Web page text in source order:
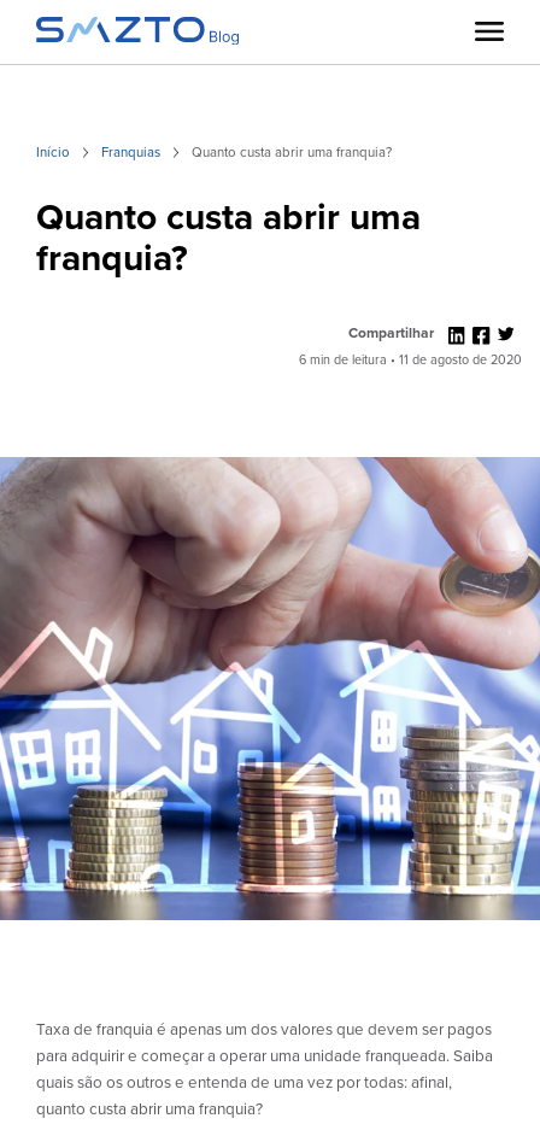
Início Franquias Quanto custa abrir uma franquia?
Quanto custa abrir uma
franquia?
Compartilhar
6 min de leitura • 11 de agosto de 2020
Taxa de franquia é apenas um dos valores que devem ser pagos
para adquirir e começar a operar uma unidade franqueada. Saiba
quais são os outros e entenda de uma vez por todas: afinal,
quanto custa abrir uma franquia?